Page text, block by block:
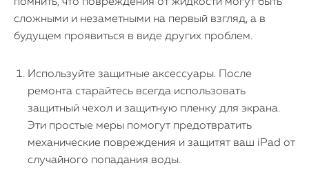
сложными и незаметными на первый взгляд, а в
будущем проявиться в виде других проблем.
Используйте защитные аксессуары. После
ремонта старайтесь всегда использовать
защитный чехол и защитную пленку для экрана.
Эти простые меры помогут предотвратить
механические повреждения и защитят ваш iPad от
случайного попадания воды.